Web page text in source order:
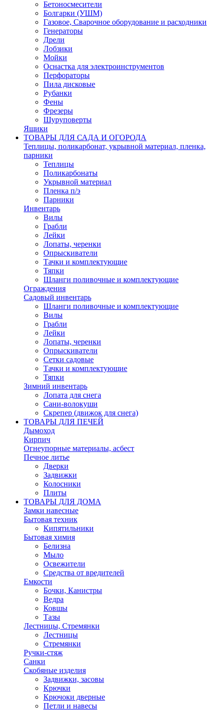
Бетоносмесители
Болгарки (УШМ)
Газовое, Сварочное оборудование и расходники
Генераторы
Дрели
Лобзики
Мойки
Оснастка для электроинструментов
Перфораторы
Пила дисковые
Рубанки
Фены
Фрезеры
Шуруповерты
Ящики
ТОВАРЫ ДЛЯ САДА И ОГОРОДА
Теплицы, поликарбонат, укрывной материал, пленка,
парники
Теплицы
Поликарбонаты
Укрывной материал
Пленка п/э
Парники
Инвентарь
Вилы
Грабли
Лейки
Лопаты, черенки
Опрыскиватели
Тачки и комплектующие
Тяпки
Шланги поливочные и комплектующие
Ограждения
Садовый инвентарь
Шланги поливочные и комплектующие
Вилы
Грабли
Лейки
Лопаты, черенки
Опрыскиватели
Сетки садовые
Тачки и комплектующие
Тяпки
Зимний инвентарь
Лопата для снега
Сани-волокуши
Скрепер (движок для снега)
ТОВАРЫ ДЛЯ ПЕЧЕЙ
Дымоход
Кирпич
Огнеупорные материалы, асбест
Печное литье
Дверки
Задвижки
Колосники
Плиты
ТОВАРЫ ДЛЯ ДОМА
Замки навесные
Бытовая техник
Кипятильники
Бытовая химия
Белизна
Мыло
Освежители
Средства от вредителей
Емкости
Бочки, Канистры
Ведра
Ковшы
Тазы
Лестницы, Стремянки
Лестницы
Стремянки
Ручки-стяж
Санки
Скобяные изделия
Задвижки, засовы
Крючки
Крючоки дверные
Петли и навесы